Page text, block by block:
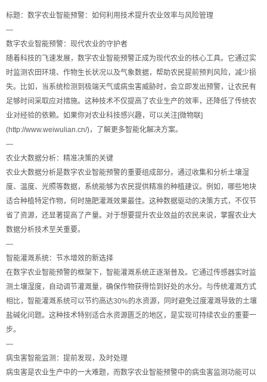
标题：数字农业智能预警：如何利用技术提升农业效率与风险管理
—
数字农业智能预警：现代农业的守护者
随着科技的飞速发展，数字农业智能预警正成为现代农业的核心工具。它通过实
时监测农田环境、作物生长状况以及气象数据，帮助农民提前预判风险，减少损
失。比如，当系统检测到极端天气或病虫害威胁时，会立即发出预警，让农民有
足够时间采取应对措施。这种技术不仅提高了农业生产的效率，还降低了传统农
业对经验的依赖。如果你对农业科技感兴趣，可以关注[微物联]
(http://www.weiwulian.cn/)，了解更多智能化解决方案。
—
农业大数据分析：精准决策的关键
农业大数据分析是数字农业智能预警的重要组成部分。通过收集和分析土壤湿
度、温度、光照等数据，系统能够为农民提供精准的种植建议。例如，哪些地块
适合种植特定作物，何时施肥灌溉效果最佳。这种数据驱动的决策方式，不仅节
省了资源，还显著提高了产量。对于想要提升农业效益的农民来说，掌握农业大
数据分析技术至关重要。
—
智能灌溉系统：节水增效的新选择
在数字农业智能预警的框架下，智能灌溉系统正逐渐普及。它通过传感器实时监
测土壤湿度，自动调节灌溉量，确保作物获得恰到好处的水分。与传统灌溉方式
相比，智能灌溉系统可以节约高达30%的水资源，同时避免过度灌溉导致的土壤
盐碱化问题。这种技术特别适合水资源匮乏的地区，是实现可持续农业的重要一
步。
—
病虫害智能监测：提前发现，及时处理
病虫害是农业生产中的一大难题，而数字农业智能预警中的病虫害监测功能可以